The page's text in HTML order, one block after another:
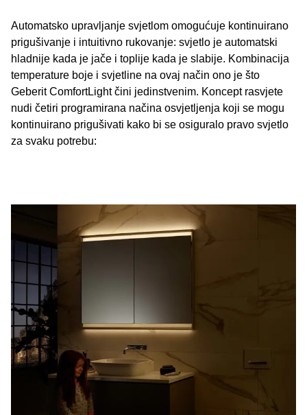
Automatsko upravljanje svjetlom omogućuje kontinuirano
prigušivanje i intuitivno rukovanje: svjetlo je automatski
hladnije kada je jače i toplije kada je slabije. Kombinacija
temperature boje i svjetline na ovaj način ono je što
Geberit ComfortLight čini jedinstvenim. Koncept rasvjete
nudi četiri programirana načina osvjetljenja koji se mogu
kontinuirano prigušivati ​​kako bi se osiguralo pravo svjetlo
za svaku potrebu: